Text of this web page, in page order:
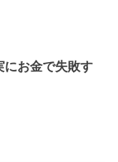
にお金で失敗す